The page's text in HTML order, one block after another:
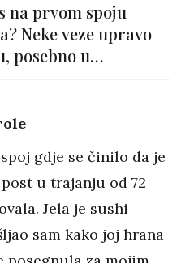
na prvom spoju
Neke veze upravo
posebno u
gdje se činilo da je
u trajanju od 72
Jela je sushi
sam kako joj hrana